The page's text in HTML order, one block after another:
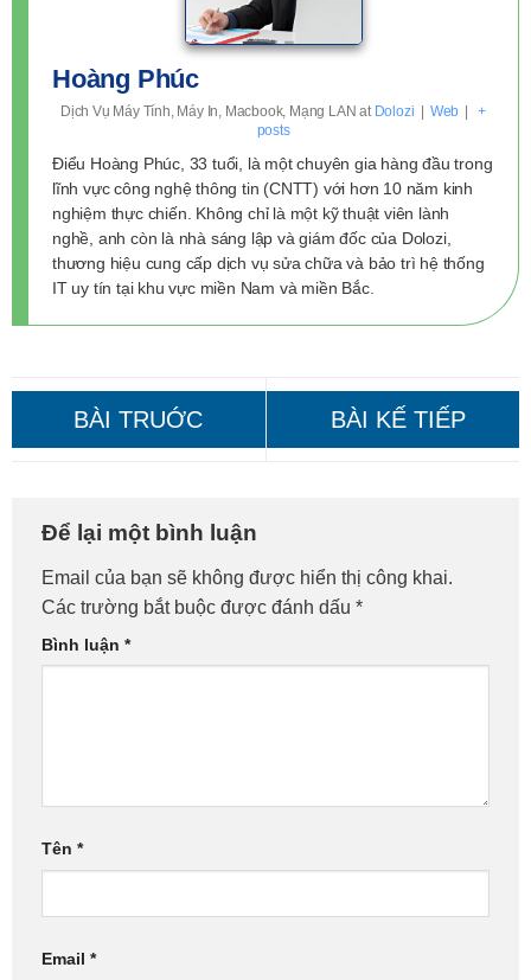
Hoàng Phúc
Dịch Vụ Máy Tính, Máy In, Macbook, Mạng LAN at Dolozi Web
+
posts
Điểu Hoàng Phúc, 33 tuổi, là một chuyên gia hàng đầu trong
lĩnh vực công nghệ thông tin (CNTT) với hơn 10 năm kinh
nghiệm thực chiến. Không chỉ là một kỹ thuật viên lành
nghề, anh còn là nhà sáng lập và giám đốc của Dolozi,
thương hiệu cung cấp dịch vụ sửa chữa và bảo trì hệ thống
IT uy tín tại khu vực miền Nam và miền Bắc.
Rẻ – Nhanh Chóng – Tại
Nhà!
Để lại một bình luận
Email của bạn sẽ không được hiển thị công khai.
Các trường bắt buộc được đánh dấu *
Bình luận *
Tên *
Email *